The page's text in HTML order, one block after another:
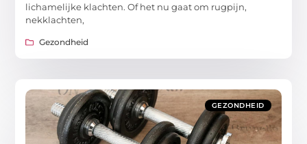
lichamelijke klachten. Of het nu gaat om rugpijn,
nekklachten,
Gezondheid
GEZONDHEID